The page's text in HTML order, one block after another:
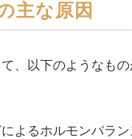
主な原因
、以下のようなもの
よるホルモンバラ